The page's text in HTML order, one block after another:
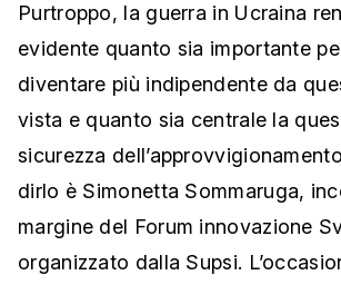
Purtroppo, la guerra in Ucraina
evidente quanto sia importante
diventare più indipendente da
vista e quanto sia centrale la
sicurezza
dirlo è Simonetta Sommaruga,
margine del Forum innovazione
organizzato dalla Supsi.